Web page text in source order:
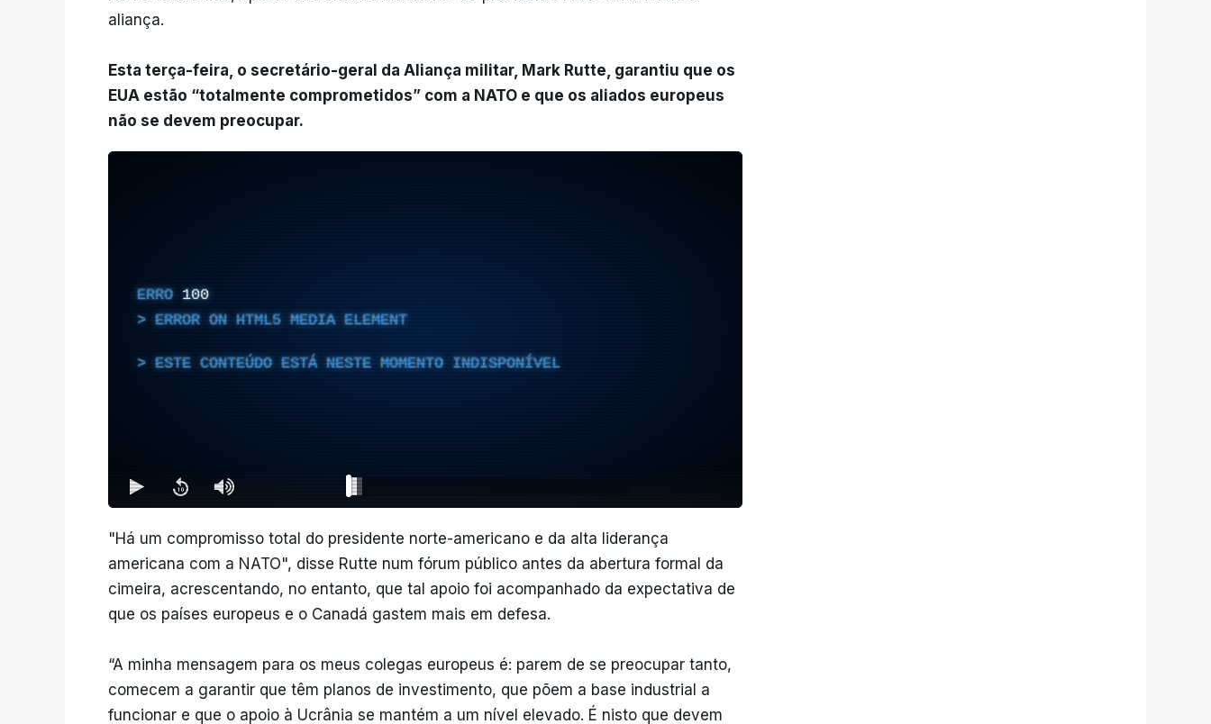
aliança.
Esta terça-feira, o secretário-geral da Aliança militar, Mark Rutte, garantiu que os
EUA estão “totalmente comprometidos” com a NATO e que os aliados europeus
não se devem preocupar.
ERRO 100
ERROR ON HTML5 MEDIA ELEMENT
ESTE CONTEÚDO ESTÁ NESTE MOMENTO INDISPONÍVEL
"Há um compromisso total do presidente norte-americano e da alta liderança
americana com a NATO", disse Rutte num fórum público antes da abertura formal da
cimeira, acrescentando, no entanto, que tal apoio foi acompanhado da expectativa de
que os países europeus e o Canadá gastem mais em defesa.
“A minha mensagem para os meus colegas europeus é: parem de se preocupar tanto,
comecem a garantir que têm planos de investimento, que põem a base industrial a
funcionar e que o apoio à Ucrânia se mantém a um nível elevado. É nisto que devem